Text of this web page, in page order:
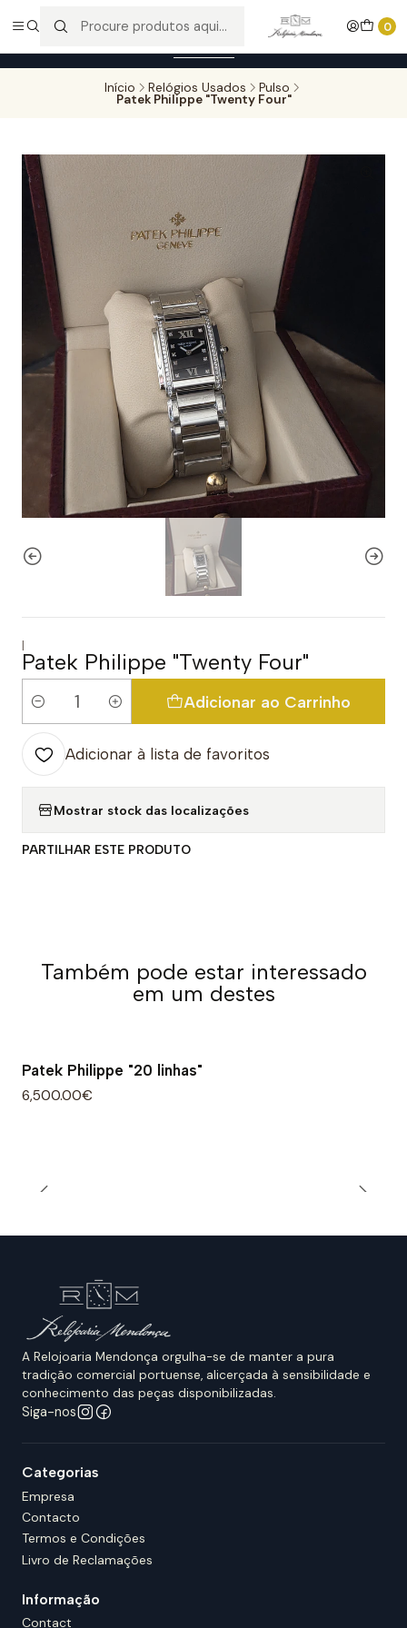
0
Entregas gratuitas para compras superiores a 100,00€ - Todas as
encomendas serão sujeitas a confirmação de stock.
Início Relógios Usados Pulso
Patek Philippe "Twenty Four"
|
Patek Philippe "Twenty Four"
Quantidade
Adicionar ao Carrinho
Adicionar à lista de favoritos
Mostrar stock das localizações
PARTILHAR ESTE PRODUTO
Também pode estar interessado
em um destes
Patek Philippe "20 linhas"
6,500.00€
A Relojoaria Mendonça orgulha-se de manter a pura
tradição comercial portuense, alicerçada à sensibilidade e
conhecimento das peças disponibilizadas.
Siga-nos
Categorias
Empresa
Contacto
Termos e Condições
Livro de Reclamações
Informação
Contact